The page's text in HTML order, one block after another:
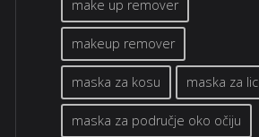
make up remover
makeup remover
maska za kosu maska za
maska za područje oko očiju